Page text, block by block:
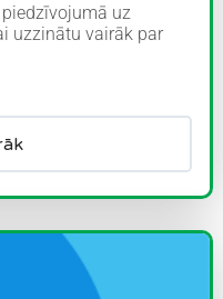
uz
uzzinātu vairāk par